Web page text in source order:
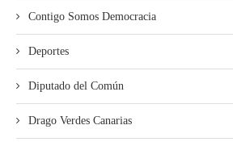
Contigo Somos Democracia
Deportes
Diputado del Común
Drago Verdes Canarias